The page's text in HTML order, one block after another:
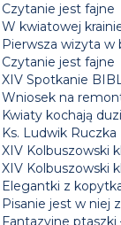
Czytanie jest fajne
W kwiatowej
Pierwsza wizyta w
Czytanie jest fajne
XIV Spotkanie
Wniosek na
Kwiaty kochają
Ks. Ludwik Ruczka
XIV Kolbuszowski
XIV Kolbuszowski
Elegantki z
Pisanie jest w niej
Fantazyjne ptaszki